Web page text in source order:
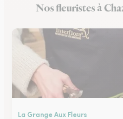
Fleuristes à Amplepuis
Nos fleuristes à
La Grange Aux Fleurs